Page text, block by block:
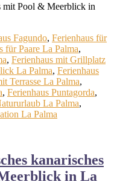
mit Pool & Meerblick in
Fagundo, Ferienhaus für
für Paare La Palma,
, Ferienhaus mit Grillplatz
La Palma, Ferienhaus
Terrasse La Palma,
, Ferienhaus Puntagorda,
La Palma,
La Palma
kanarisches
in La